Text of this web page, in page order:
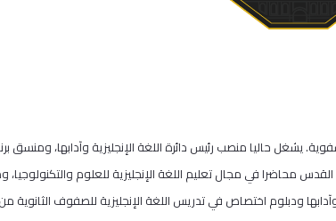
يشغل حاليا منصب رئيس دائرة اللغة الإنجليزية وآدابها، ومنسق
1986 قبل انطلاق جامعة القدس محاضرا في مجال تعليم اللغة الإنجليزية للعلوم